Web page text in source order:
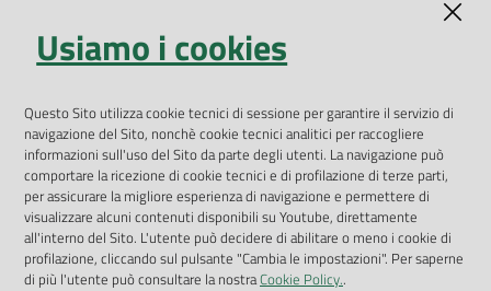
Open Data
App Arpav
Rapporti regionali annuali
Le Infografiche
Dispenser dati
Vai alla pagina
Usiamo i cookies
Questo Sito utilizza cookie tecnici di sessione per garantire il servizio di
navigazione del Sito, nonchè cookie tecnici analitici per raccogliere
informazioni sull'uso del Sito da parte degli utenti. La navigazione può
comportare la ricezione di cookie tecnici e di profilazione di terze parti,
per assicurare la migliore esperienza di navigazione e permettere di
visualizzare alcuni contenuti disponibili su Youtube, direttamente
all'interno del Sito. L'utente può decidere di abilitare o meno i cookie di
profilazione, cliccando sul pulsante "Cambia le impostazioni". Per saperne
di più l'utente può consultare la nostraCookie Policy..